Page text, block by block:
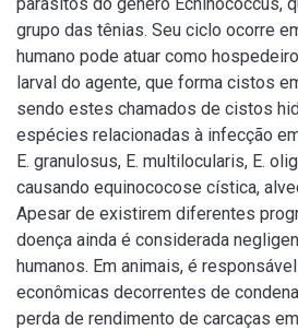
grupo das tênias. Seu ciclo ocorre
humano pode atuar como
larval do agente, que forma cistos
sendo estes chamados de cistos
espécies relacionadas à infecção
E. granulosus, E. multilocularis, E.
causando equinococose cística,
Apesar de existirem diferentes
doença ainda é considerada
humanos. Em animais, é
econômicas decorrentes de
perda de rendimento de carcaças